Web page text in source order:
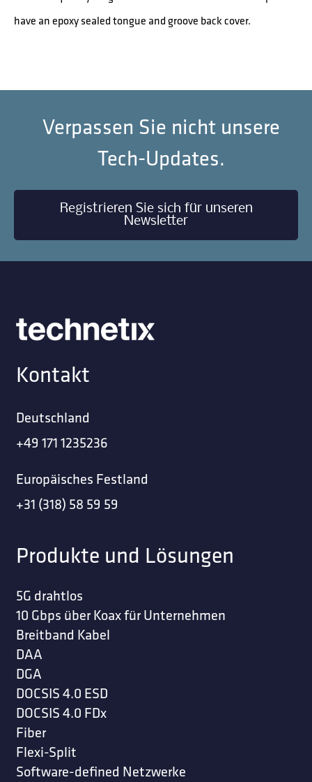
have an epoxy sealed tongue and groove back cover.
Verpassen Sie nicht unsere
Tech-Updates.
Registrieren Sie sich für unseren
Newsletter
Kontakt
Deutschland
+49 171 1235236
Europäisches Festland
+31 (318) 58 59 59
Produkte und Lösungen
5G drahtlos
10 Gbps über Koax für Unternehmen
Breitband Kabel
DAA
DGA
DOCSIS 4.0 ESD
DOCSIS 4.0 FDx
Fiber
Flexi-Split
Software-defined Netzwerke